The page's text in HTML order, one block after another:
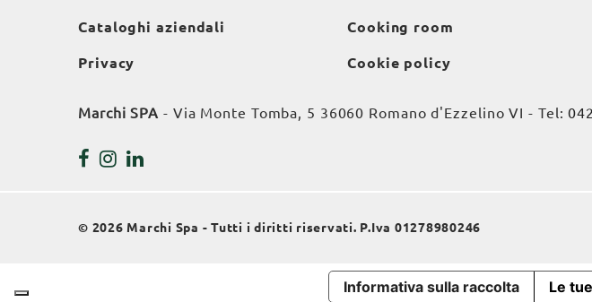
Cataloghi aziendali
Privacy
Cooking room
Cookie policy
Marchi SPA - Via Monte Tomba, 5 36060 Romano d'Ezzelino VI - Tel:
© 2026 Marchi Spa - Tutti i diritti riservati. P.Iva 01278980246
Informativa sulla raccolta Le